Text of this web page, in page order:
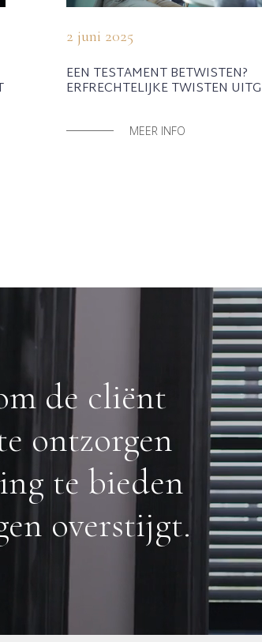
2 juni 2025
EEN TESTAMENT BETWISTEN?
ERFRECHTELIJKE TWISTEN
MEER INFO
de cliënt
ontzorgen
te bieden
overstijgt.